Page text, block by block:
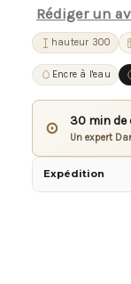
Rédiger un
hauteur 300
Encre à l'eau
⊙ 30 min
Un expert
Expédition